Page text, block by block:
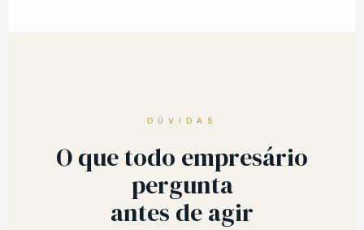
DÚVIDAS
O que todo empresário
pergunta
antes de agir